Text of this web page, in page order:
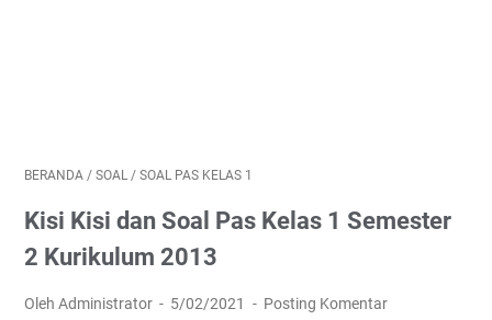
BERANDA / SOAL / SOAL PAS KELAS 1
Kisi Kisi dan Soal Pas Kelas 1 Semester
2 Kurikulum 2013
Oleh Administrator 5/02/2021 Posting Komentar